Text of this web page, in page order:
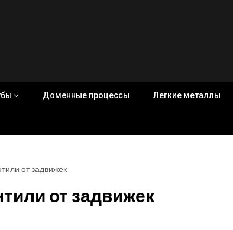
Доменные процессы Легкие металлы
от задвижек
от задвижек